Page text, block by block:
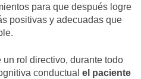
para que después logre
positivas y adecuadas que
rol directivo, durante todo
conductual el paciente